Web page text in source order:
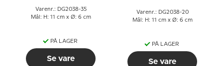
Varenr.: DG2038-35
Mål: H: 11 cm x Ø: 6 cm
PÅ LAGER
Se vare
Varenr.: DG2038-20
Mål: H: 11 cm x Ø: 6 cm
PÅ LAGER
Se vare